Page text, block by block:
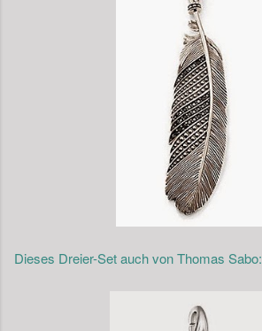
Dieses Dreier-Set auch von Thomas Sabo: